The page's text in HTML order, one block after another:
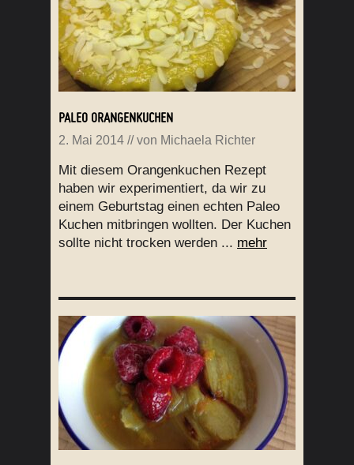
PALEO ORANGENKUCHEN
2. Mai 2014 // von Michaela Richter
Mit diesem Orangenkuchen Rezept
haben wir experimentiert, da wir zu
einem Geburtstag einen echten Paleo
Kuchen mitbringen wollten. Der Kuchen
sollte nicht trocken werden ... mehr